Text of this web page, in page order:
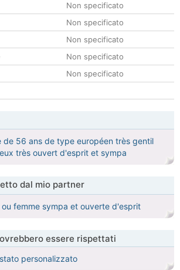
Non specificato
Non specificato
Non specificato
Non specificato
Non specificato
de 56 ans de type européen très gentil
très ouvert d'esprit et sympa
dal mio partner
ou femme sympa et ouverte d'esprit
essere rispettati
personalizzato